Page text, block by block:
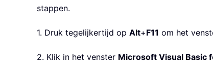
stappen.
1. Druk tegelijkertijd op Alt+F11 om het
2. Klik in het venster Microsoft Visual Basic